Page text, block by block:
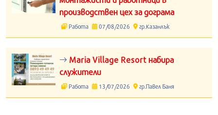
производствен цех за дограма
Работа 07/08/2026 гр.Казанлък
Maria Village Resort набира
служители
Работа 13/07/2026 гр.Павел Баня